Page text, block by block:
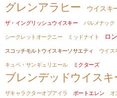
グレンアラヒー ウイスキ
ザ・イングリッシュウイスキー バルメナック
シークレットオークニー
ミッドナイト ロ
スコッチモルトウイスキーソサエティ
ウイス
キュベ・サンギュリエール
ミクターズ
ブレンデッドウイスキ
ザキャラクターオブアイラ
ポートエレン オ